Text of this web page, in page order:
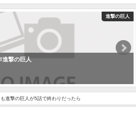
進撃の巨人
撃の巨人
も進撃の巨人が5話で終わりだったら